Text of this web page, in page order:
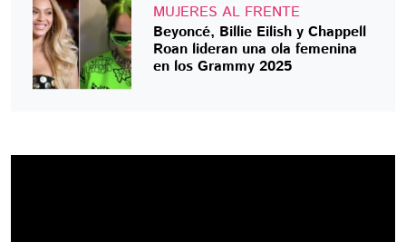
MUJERES AL FRENTE
Beyoncé, Billie Eilish y Chappell
Roan lideran una ola femenina
en los Grammy 2025